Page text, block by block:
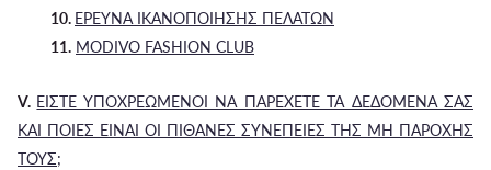
10. ΕΡΕΥΝΑ ΙΚΑΝΟΠΟΙΗΣΗΣ ΠΕΛΑΤΩΝ
11. MODIVO FASHION CLUB
V. ΕΙΣΤΕ ΥΠΟΧΡΕΩΜΕΝΟΙ ΝΑ ΠΑΡΕΧΕΤΕ ΤΑ ΔΕΔΟΜΕΝΑ ΣΑΣ
ΚΑΙ ΠΟΙΕΣ ΕΙΝΑΙ ΟΙ ΠΙΘΑΝΕΣ ΣΥΝΕΠΕΙΕΣ ΤΗΣ ΜΗ ΠΑΡΟΧΗΣ
ΤΟΥΣ;